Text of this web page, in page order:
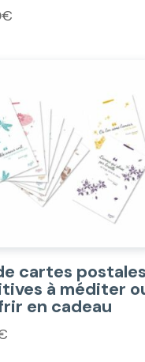
€
cartes postales
à méditer
en cadeau